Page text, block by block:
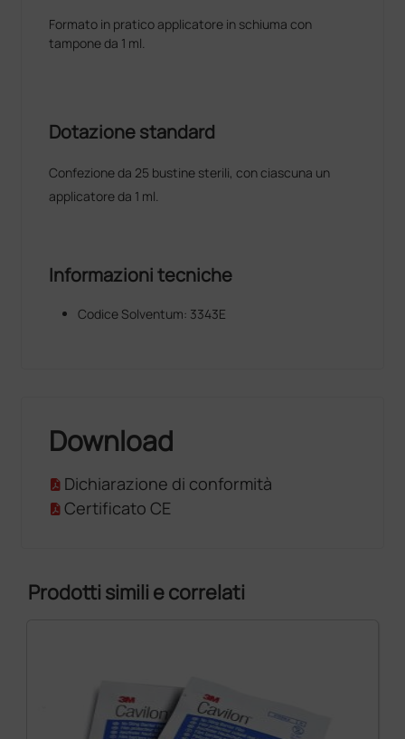
Formato in pratico applicatore in schiuma con
tampone da 1 ml.
Dotazione standard
Confezione da 25 bustine sterili, con ciascuna un
applicatore da 1 ml.
Informazioni tecniche
Codice Solventum: 3343E
Download
Dichiarazione di conformità
Certificato CE
Prodotti simili e correlati